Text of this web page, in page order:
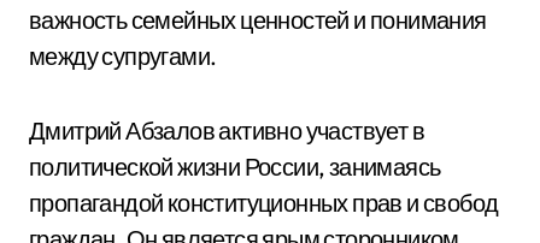
важность семейных ценностей и понимания
между супругами.
Дмитрий Абзалов активно участвует в
политической жизни России, занимаясь
пропагандой конституционных прав и свобод